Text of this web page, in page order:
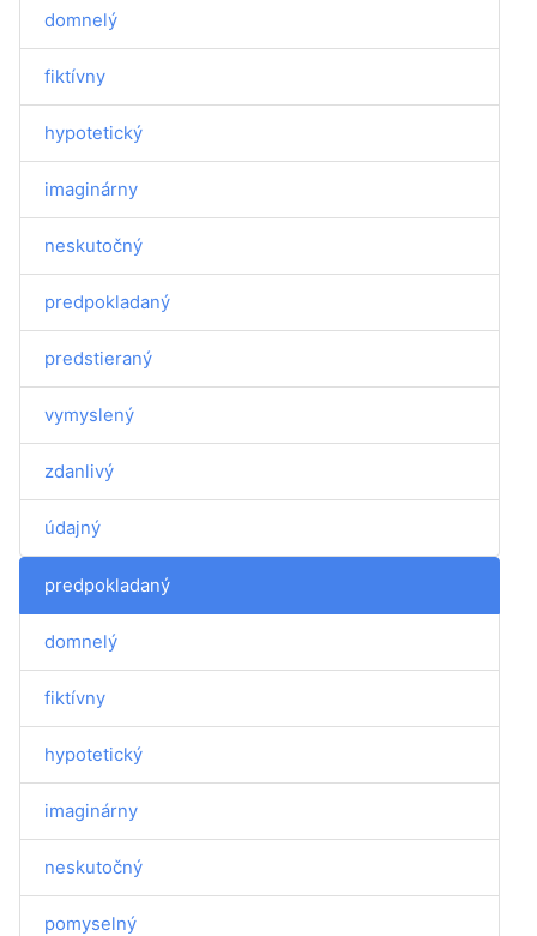
domnelý
fiktívny
hypotetický
imaginárny
neskutočný
predpokladaný
predstieraný
vymyslený
zdanlivý
údajný
predpokladaný
domnelý
fiktívny
hypotetický
imaginárny
neskutočný
pomyselný